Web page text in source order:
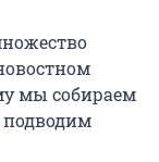
мы собираем
подводим